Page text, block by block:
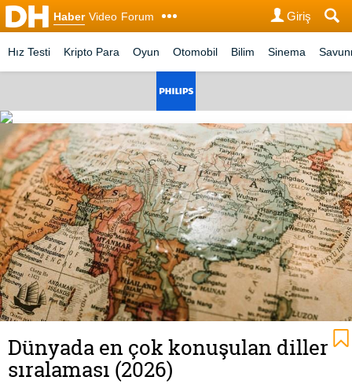
Haber Video Forum Giriş
Hız Testi Kripto Para Oyun Otomobil Bilim Sinema
Dünyada en çok konuşulan diller
sıralaması (2026)